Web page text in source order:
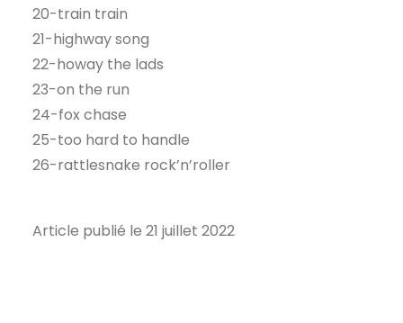
20-train train
21-highway song
22-howay the lads
23-on the run
24-fox chase
25-too hard to handle
26-rattlesnake rock’n’roller
Article publié le 21 juillet 2022